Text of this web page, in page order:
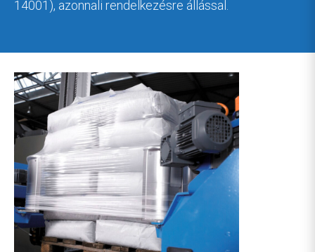
14001), azonnali rendelkezésre állással.